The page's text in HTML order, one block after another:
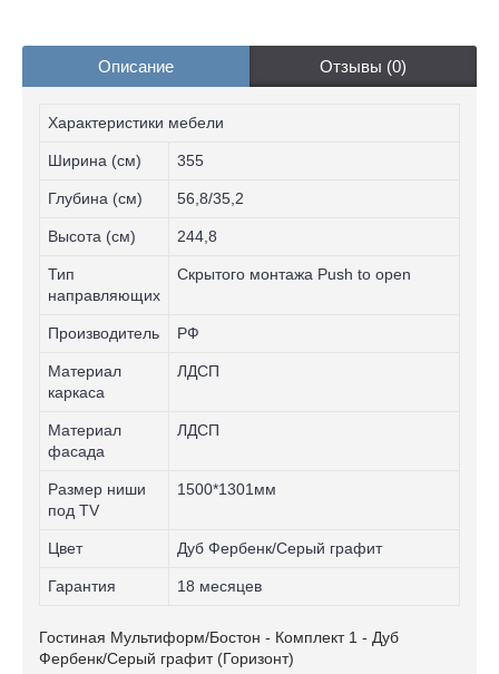
Описание Отзывы (0)
Характеристики мебели
Ширина (см) 355
Глубина (см) 56,8/35,2
Высота (см) 244,8
Тип
направляющих
Скрытого монтажа Push to open
Производитель РФ
Материал
каркаса
ЛДСП
Материал
фасада
ЛДСП
Размер ниши
под TV
1500*1301мм
Цвет Дуб Фербенк/Серый графит
Гарантия 18 месяцев
Гостиная Мультиформ/Бостон - Комплект 1 - Дуб
Фербенк/Серый графит (Горизонт)